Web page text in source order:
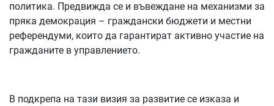
политика. Предвижда се и въвеждане на механизми за
пряка демокрация – граждански бюджети и местни
референдуми, които да гарантират активно участие на
гражданите в управлението.
В подкрепа на тази визия за развитие се изказа и